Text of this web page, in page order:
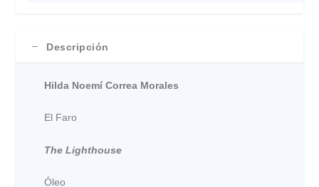
Descripción
Hilda Noemí Correa Morales
El Faro
The Lighthouse
Óleo